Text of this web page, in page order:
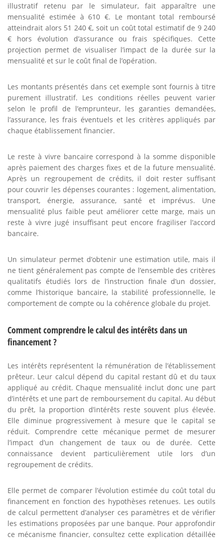
illustratif retenu par le simulateur, fait apparaître une
mensualité estimée à 610 €. Le montant total remboursé
atteindrait alors 51 240 €, soit un coût total estimatif de 9 240
€ hors évolution d’assurance ou frais spécifiques. Cette
projection permet de visualiser l’impact de la durée sur la
mensualité et sur le coût final de l’opération.
Les montants présentés dans cet exemple sont fournis à titre
purement illustratif. Les conditions réelles peuvent varier
selon le profil de l’emprunteur, les garanties demandées,
l’assurance, les frais éventuels et les critères appliqués par
chaque établissement financier.
Le reste à vivre bancaire correspond à la somme disponible
après paiement des charges fixes et de la future mensualité.
Après un regroupement de crédits, il doit rester suffisant
pour couvrir les dépenses courantes : logement, alimentation,
transport, énergie, assurance, santé et imprévus. Une
mensualité plus faible peut améliorer cette marge, mais un
reste à vivre jugé insuffisant peut encore fragiliser l’accord
bancaire.
Un simulateur permet d’obtenir une estimation utile, mais il
ne tient généralement pas compte de l’ensemble des critères
qualitatifs étudiés lors de l’instruction finale d’un dossier,
comme l’historique bancaire, la stabilité professionnelle, le
comportement de compte ou la cohérence globale du projet.
Comment comprendre le calcul des intérêts dans un
financement ?
Les intérêts représentent la rémunération de l’établissement
prêteur. Leur calcul dépend du capital restant dû et du taux
appliqué au crédit. Chaque mensualité inclut donc une part
d’intérêts et une part de remboursement du capital. Au début
du prêt, la proportion d’intérêts reste souvent plus élevée.
Elle diminue progressivement à mesure que le capital se
réduit. Comprendre cette mécanique permet de mesurer
l’impact d’un changement de taux ou de durée. Cette
connaissance devient particulièrement utile lors d’un
regroupement de crédits.
Elle permet de comparer l’évolution estimée du coût total du
financement en fonction des hypothèses retenues. Les outils
de calcul permettent d’analyser ces paramètres et de vérifier
les estimations proposées par une banque. Pour approfondir
ce mécanisme financier, consultez cette explication détaillée